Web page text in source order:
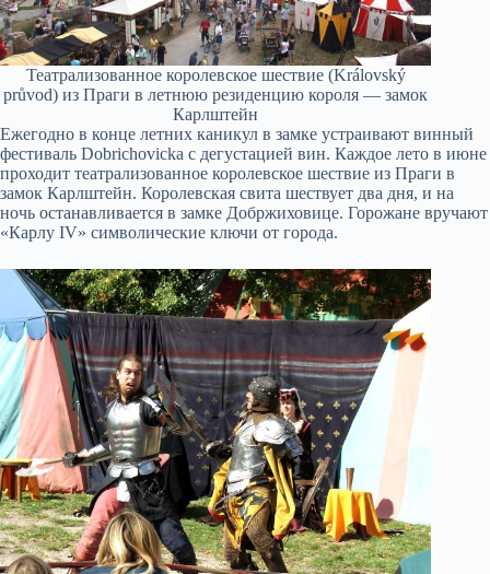
Театрализованное королевское шествие (Královský
průvod) из Праги в летнюю резиденцию короля — замок
Карлштейн
Ежегодно в конце летних каникул в замке устраивают винный
фестиваль Dobrichovicka с дегустацией вин. Каждое лето в июне
проходит театрализованное королевское шествие из Праги в
замок Карлштейн. Королевская свита шествует два дня, и на
ночь останавливается в замке Добржиховице. Горожане вручают
«Карлу IV» символические ключи от города.